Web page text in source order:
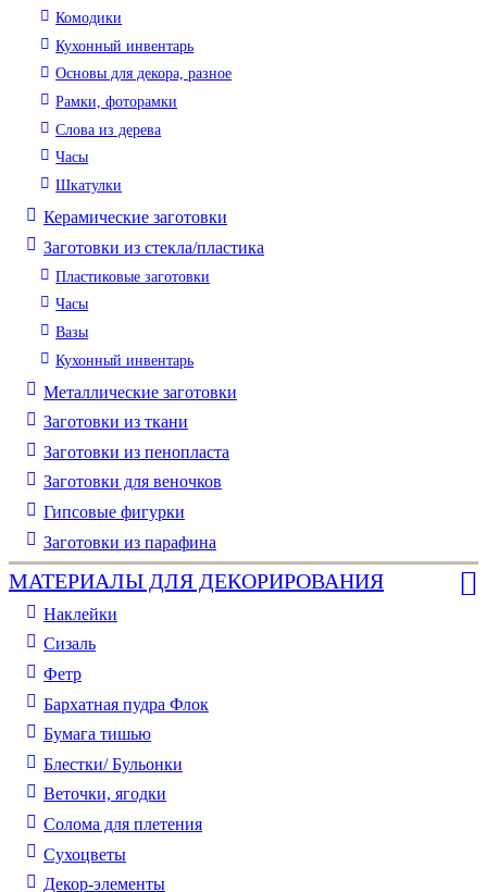
Комодики
Кухонный инвентарь
Основы для декора, разное
Рамки, фоторамки
Слова из дерева
Часы
Шкатулки
Керамические заготовки
Заготовки из стекла/пластика
Пластиковые заготовки
Часы
Вазы
Кухонный инвентарь
Металлические заготовки
Заготовки из ткани
Заготовки из пенопласта
Заготовки для веночков
Гипсовые фигурки
Заготовки из парафина
МАТЕРИАЛЫ ДЛЯ ДЕКОРИРОВАНИЯ
Наклейки
Сизаль
Фетр
Бархатная пудра Флок
Бумага тишью
Блестки/ Бульонки
Веточки, ягодки
Солома для плетения
Cухоцветы
Декор-элементы